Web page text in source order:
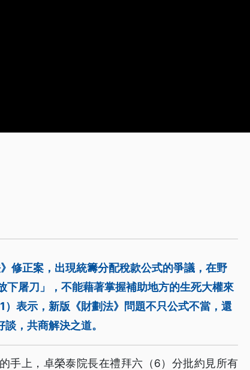
修正案，出現統籌分配稅款公式的爭議，在野
下屠刀」，不能藉著掌握補助地方的生死大權來
表示，新版《財劃法》問題不只公式不當，還
，共商解決之道。
手上，卓榮泰院長在禮拜六（6）分批約見所有